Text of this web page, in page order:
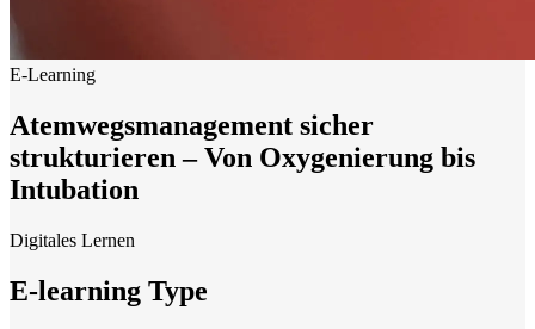
E-Learning
Atemwegsmanagement sicher
strukturieren – Von Oxygenierung bis
Intubation
Digitales Lernen
E-learning Type